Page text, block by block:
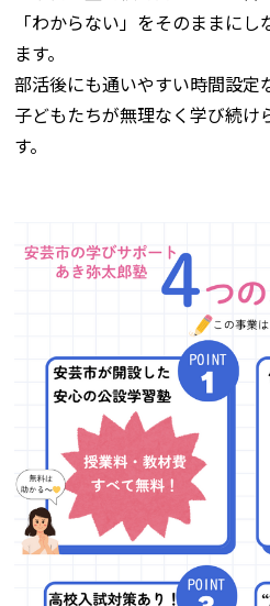
「わからない」をそのままに
ます。
部活後にも通いやすい時間設定
子どもたちが無理なく学び続け
す。